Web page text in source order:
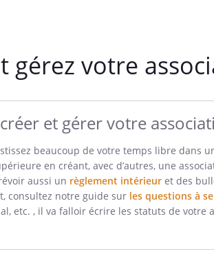
gérez votre
et gérer votre
beaucoup de votre temps libre dans
en créant, avec d’autres, une
aussi un règlement intérieur et des
consultez notre guide sur les questions à
etc. , il va falloir écrire les statuts de votre